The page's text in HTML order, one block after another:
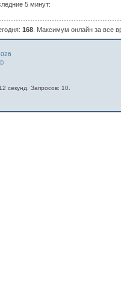
5 минут:
168 . Максимум онлайн за все
секунд. Запросов: 10.